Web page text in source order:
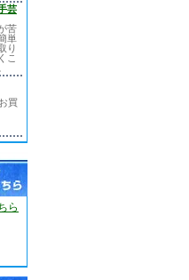
芸
苦
単
り
こ
買
ら